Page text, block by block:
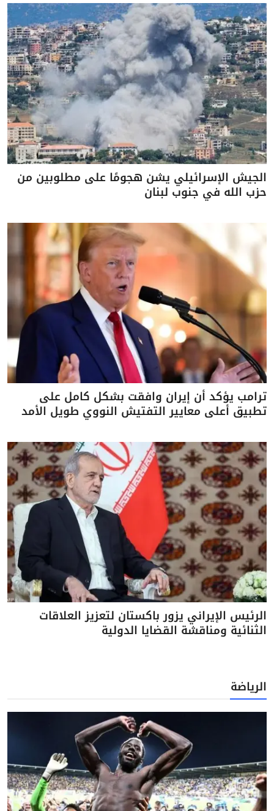
الجيش الإسرائيلي يشن هجومًا على مطلوبين من
حزب الله في جنوب لبنان
ترامب يؤكد أن إيران وافقت بشكل كامل على
تطبيق أعلى معايير التفتيش النووي طويل الأمد
الرئيس الإيراني يزور باكستان لتعزيز العلاقات
الثنائية ومناقشة القضايا الدولية
الرياضة